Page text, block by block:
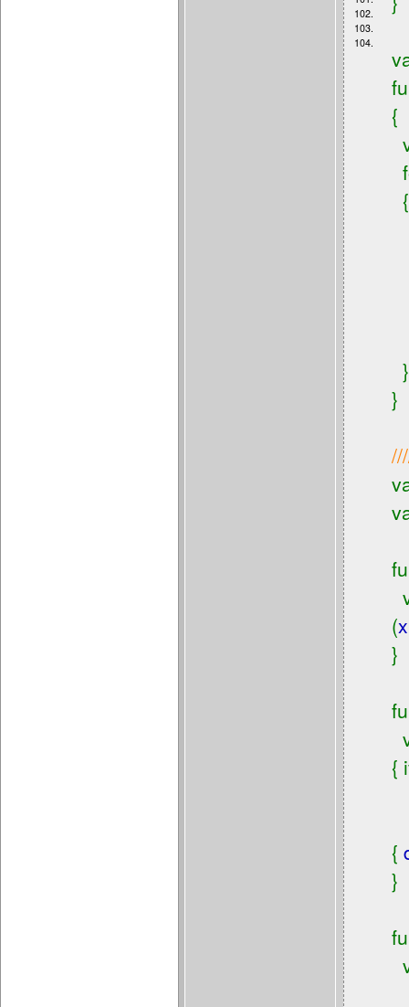
102.
103.
104.
{
{
}
}
(x
}
{
{
}